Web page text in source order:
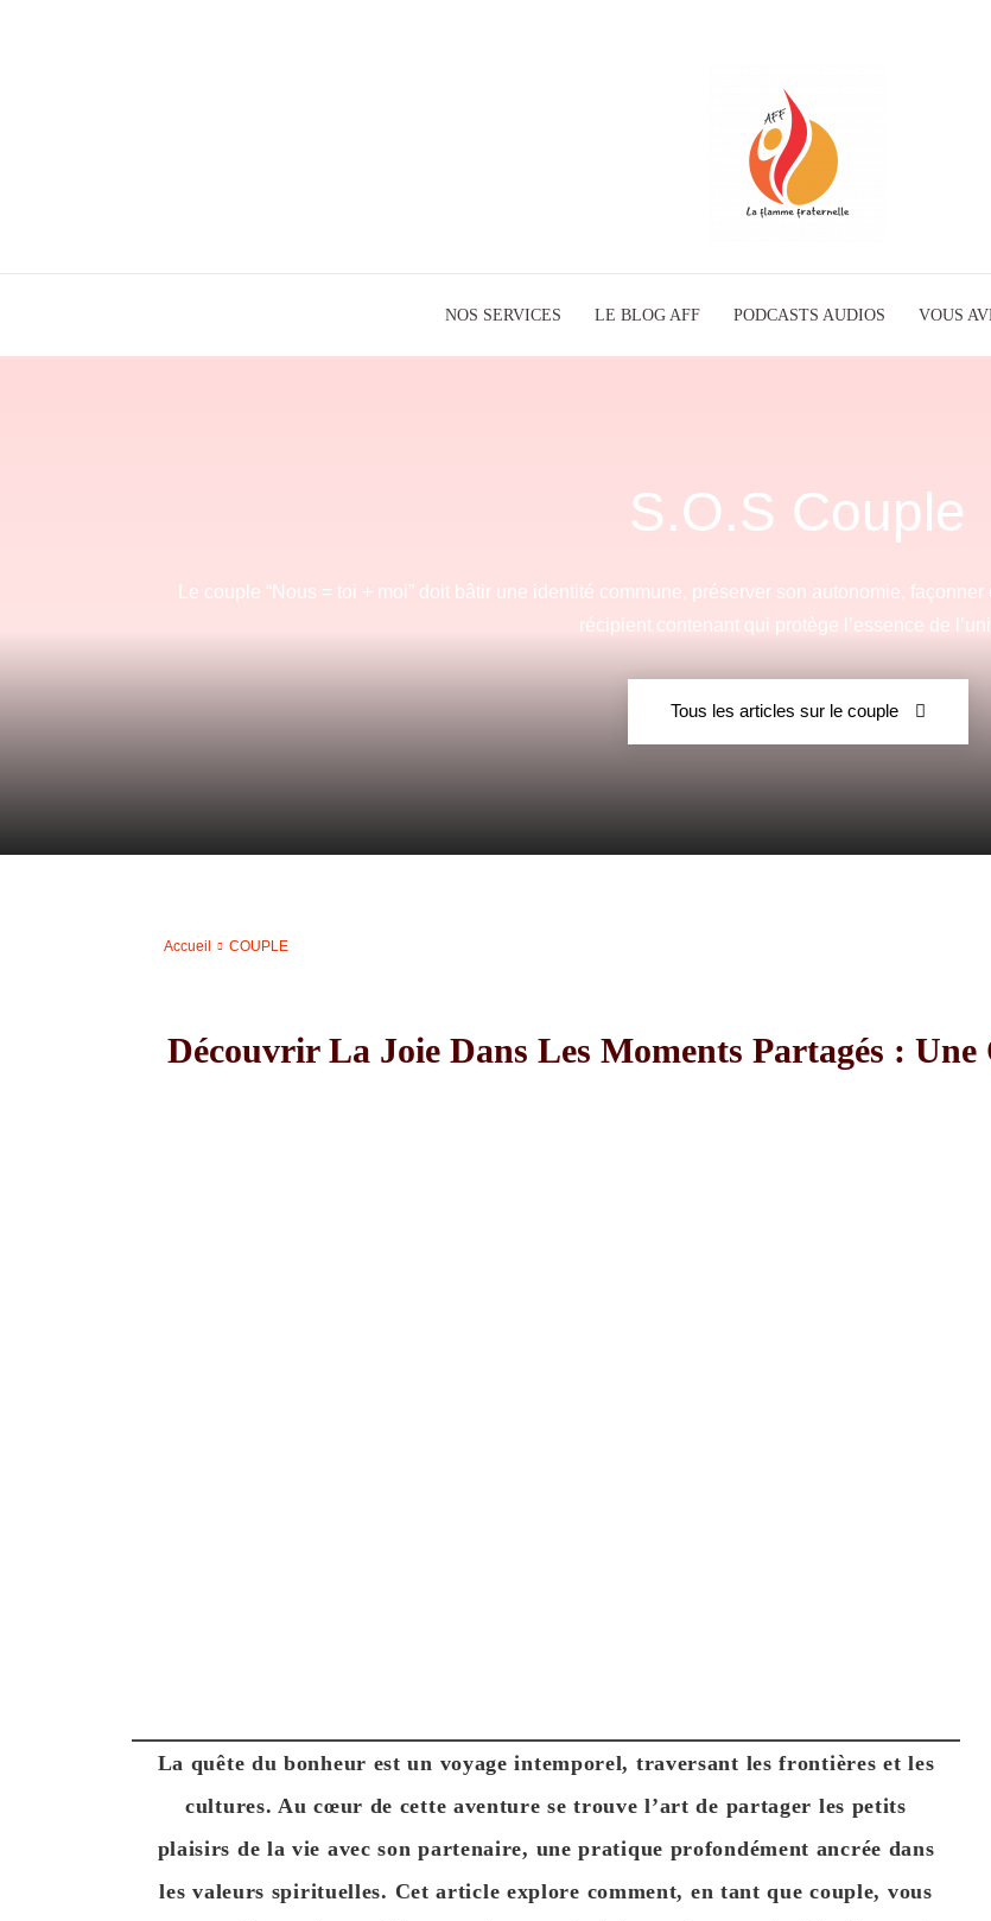
La
Fraternelle
NOS SERVICES LE BLOG AFF PODCASTS AUDIOS VOUS
S.O.S Couple
Le couple “Nous = toi + moi” doit bâtir une identité commune, préserver son autonomie,
récipient contenant qui protège l’essence de
Tous les articles sur le couple
Accueil COUPLE
Découvrir La Joie Dans Les Moments Partagés :
La quête du bonheur est un voyage intemporel, traversant les frontières et les
cultures. Au cœur de cette aventure se trouve l’art de partager les petits
plaisirs de la vie avec son partenaire, une pratique profondément ancrée dans
les valeurs spirituelles. Cet article explore comment, en tant que couple, vous